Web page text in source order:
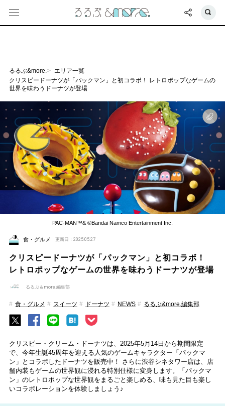
るるぶ&more.
エリア一覧
クリスピードーナツが「パックマン」と初コラボ！ レトロポップなゲームの
世界を味わうドーナツが登場
PAC-MAN™& ©Bandai Namco Entertainment Inc.
食・グルメ 更新日：2025.05.27
クリスピードーナツが「パックマン」と初コラボ！
レトロポップなゲームの世界を味わうドーナツが登場
るるぶ＆more.編集部
食・グルメ スイーツ ドーナツ NEWS るるぶ&more.編集部
クリスピー・クリーム・ドーナツは、2025年5月14日から期間限定
で、今年生誕45周年を迎える人気のゲームキャラクター「パックマ
ン」とコラボしたドーナツを販売中！ さらに渋谷シネタワー店は、店
舗内装もゲームの世界観に浸れる特別仕様に変身します。「パックマ
ン」のレトロポップな世界観をまるごと楽しめる、味も見た目も楽し
いコラボレーションを体験しましょう♪